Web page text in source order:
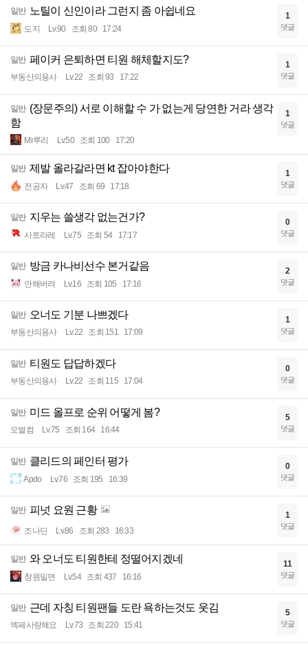
일반 노틸이 신인이라 그런지 좀 아쉽네요
도지 Lv.90 조회 80 17:24
1
댓글
일반 페이커 은퇴하면 티원 해체할지도?
부동산의용사 Lv.22 조회 93 17:22
1
댓글
일반 (장문주의) 서로 이해할 수 가 없는게 당연한 거라 생각
함
Mr루리 Lv.50 조회 100 17:20
1
댓글
일반 제발 올라갈라면 kt 잡아야한다
전공자 Lv.47 조회 69 17:18
1
댓글
일반 지우는 쓸생각 없는건가?
사토라레 Lv.75 조회 54 17:17
0
댓글
일반 방금 카나비선수 본거같음
안해버려 Lv.16 조회 105 17:16
2
댓글
일반 오너도 기분 나쁘겠다
부동산의용사 Lv.22 조회 151 17:09
1
댓글
일반 티원도 답답하겠다
부동산의용사 Lv.22 조회 115 17:04
0
댓글
일반 미드 올프로 순위 어떻게 봄?
오벌컴 Lv.75 조회 164 16:44
5
댓글
일반 클리드의 페인터 평가
Apdo Lv.76 조회 195 16:39
0
댓글
일반 피넛 요원 근황
조나딘 Lv.86 조회 283 16:33
1
댓글
일반 와 오너도 티원한테 정떨어지겠네
창원밀면 Lv.54 조회 437 16:16
11
댓글
일반 근데 자칭 티원팬들 도란 욕하는것도 웃김
엑페사랑해요 Lv.73 조회 220 15:41
5
댓글